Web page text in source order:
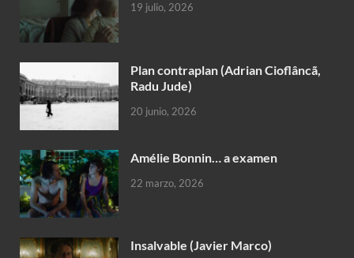
19 julio, 2026
Plan contraplan (Adrian Cioflâncã,
Radu Jude)
20 junio, 2026
Amélie Bonnin… a examen
22 marzo, 2026
Insalvable (Javier Marco)